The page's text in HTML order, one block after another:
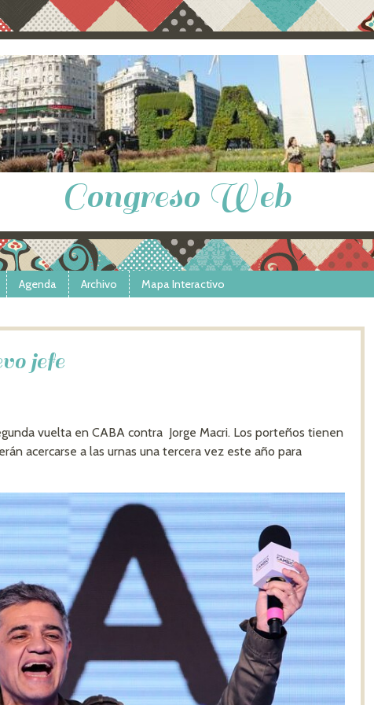
Congreso Web
Agenda Archivo Mapa Interactivo
jefe
vuelta en CABA contra Jorge Macri. Los porteños tienen
acercarse a las urnas una tercera vez este año para